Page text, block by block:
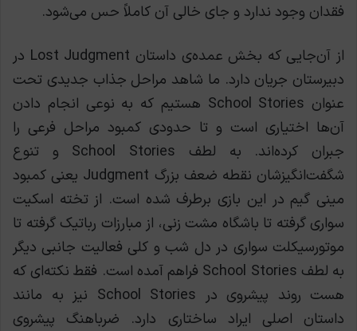
فقدان وجود ندارد و جای خالی آن کاملاً حس می‌شود.
از آن‌جایی که بخش عمده‌ی داستان Lost Judgment در
دبیرستان جریان دارد. ما شاهد مراحل جذاب جدیدی تحت
عنوان School Stories هستیم که به نوعی انجام دادن
آن‌ها اختیاری است و تا حدودی کمبود مراحل فرعی را
جبران کرده‌اند.
به لطف School Stories و تنوع
شگفت‌انگیزشان نقطه ضعف بزرگ Judgment یعنی کمبود
مینی گیم در این بازی برطرف شده است. از تخته اسکیت
سواری گرفته تا باشگاه مشت زنی، از مبارزات رباتیک گرفته تا
موتورسیکلت سواری در دل شب و کلی فعالیت جانبی دیگر
به لطف School Stories فراهم آمده است.
فقط نکته‌ای که
هست روند پیشروی در School Stories نیز به مانند
داستان اصلی ایراد ساختاری دارد. ضرباهنگ پیشروی